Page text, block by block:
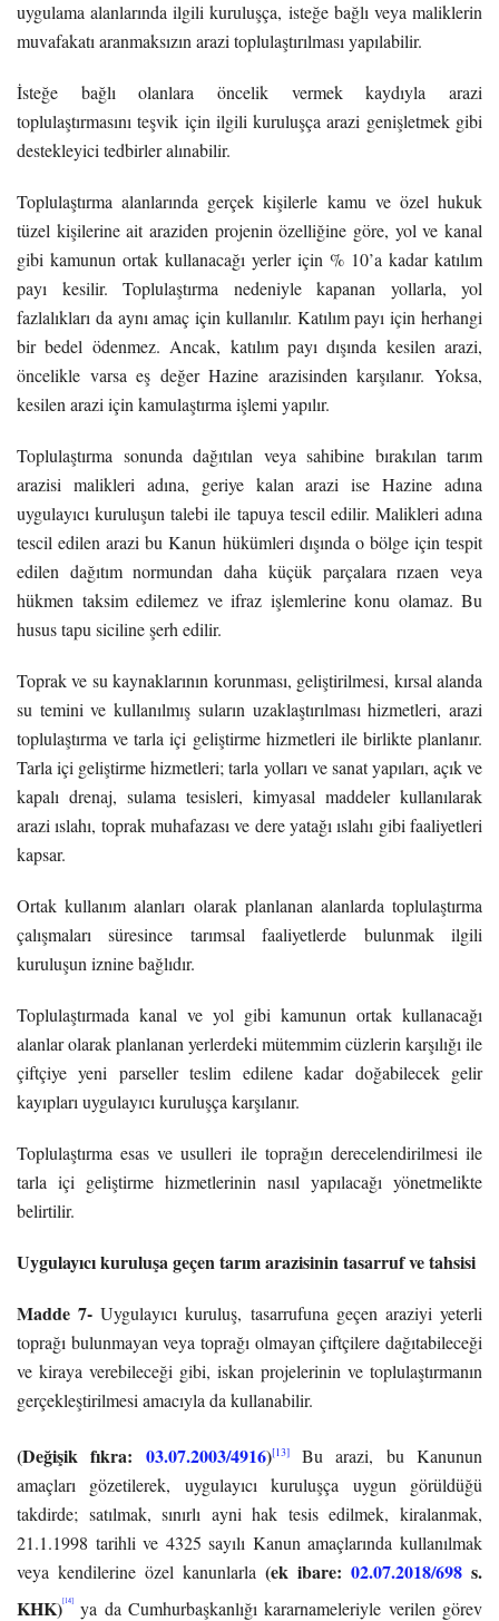
uygulama alanlarında ilgili kuruluşça, isteğe bağlı veya maliklerin
muvafakatı aranmaksızın arazi toplulaştırılması yapılabilir.
İsteğe bağlı olanlara öncelik vermek kaydıyla arazi
toplulaştırmasını teşvik için ilgili kuruluşça arazi genişletmek gibi
destekleyici tedbirler alınabilir.
Toplulaştırma alanlarında gerçek kişilerle kamu ve özel hukuk
tüzel kişilerine ait araziden projenin özelliğine göre, yol ve kanal
gibi kamunun ortak kullanacağı yerler için % 10’a kadar katılım
payı kesilir. Toplulaştırma nedeniyle kapanan yollarla, yol
fazlalıkları da aynı amaç için kullanılır. Katılım payı için herhangi
bir bedel ödenmez. Ancak, katılım payı dışında kesilen arazi,
öncelikle varsa eş değer Hazine arazisinden karşılanır. Yoksa,
kesilen arazi için kamulaştırma işlemi yapılır.
Toplulaştırma sonunda dağıtılan veya sahibine bırakılan tarım
arazisi malikleri adına, geriye kalan arazi ise Hazine adına
uygulayıcı kuruluşun talebi ile tapuya tescil edilir. Malikleri adına
tescil edilen arazi bu Kanun hükümleri dışında o bölge için tespit
edilen dağıtım normundan daha küçük parçalara rızaen veya
hükmen taksim edilemez ve ifraz işlemlerine konu olamaz. Bu
husus tapu siciline şerh edilir.
Toprak ve su kaynaklarının korunması, geliştirilmesi, kırsal alanda
su temini ve kullanılmış suların uzaklaştırılması hizmetleri, arazi
toplulaştırma ve tarla içi geliştirme hizmetleri ile birlikte planlanır.
Tarla içi geliştirme hizmetleri; tarla yolları ve sanat yapıları, açık ve
kapalı drenaj, sulama tesisleri, kimyasal maddeler kullanılarak
arazi ıslahı, toprak muhafazası ve dere yatağı ıslahı gibi faaliyetleri
kapsar.
Ortak kullanım alanları olarak planlanan alanlarda toplulaştırma
çalışmaları süresince tarımsal faaliyetlerde bulunmak ilgili
kuruluşun iznine bağlıdır.
Toplulaştırmada kanal ve yol gibi kamunun ortak kullanacağı
alanlar olarak planlanan yerlerdeki mütemmim cüzlerin karşılığı ile
çiftçiye yeni parseller teslim edilene kadar doğabilecek gelir
kayıpları uygulayıcı kuruluşça karşılanır.
Toplulaştırma esas ve usulleri ile toprağın derecelendirilmesi ile
tarla içi geliştirme hizmetlerinin nasıl yapılacağı yönetmelikte
belirtilir.
Uygulayıcı kuruluşa geçen tarım arazisinin tasarruf ve tahsisi
Madde 7- Uygulayıcı kuruluş, tasarrufuna geçen araziyi yeterli
toprağı bulunmayan veya toprağı olmayan çiftçilere dağıtabileceği
ve kiraya verebileceği gibi, iskan projelerinin ve toplulaştırmanın
gerçekleştirilmesi amacıyla da kullanabilir.
(Değişik fıkra: 03.07.2003/4916)[13]Bu arazi, bu Kanunun
amaçları gözetilerek, uygulayıcı kuruluşça uygun görüldüğü
takdirde; satılmak, sınırlı ayni hak tesis edilmek, kiralanmak,
21.1.1998 tarihli ve 4325 sayılı Kanun amaçlarında kullanılmak
veya kendilerine özel kanunlarla (ek ibare: 02.07.2018/698 s.
KHK)[14]
ya da Cumhurbaşkanlığı kararnameleriyle verilen görev